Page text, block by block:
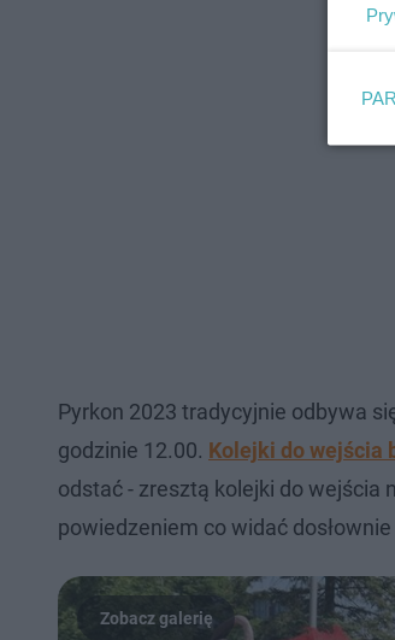
Pyrkon 2023 tradycyjnie odbywa
godzinie 12.00. Kolejki do wejścia
odstać - zresztą kolejki do wejścia
powiedzeniem co widać